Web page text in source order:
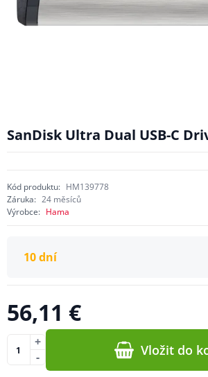
SanDisk Ultra Dual USB-C
Kód produktu: HM139778
Záruka: 24 měsíců
Výrobce: Hama
10 dní
56,11 €
-
+ Vložit do